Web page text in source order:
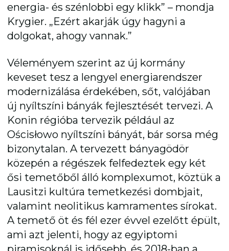
energia- és szénlobbi egy klikk” – mondja
Krygier. „Ezért akarják úgy hagyni a
dolgokat, ahogy vannak.”
Véleményem szerint az új kormány
keveset tesz a lengyel energiarendszer
modernizálása érdekében, sőt, valójában
új nyíltszíni bányák fejlesztését tervezi. A
Konin régióba tervezik például az
Ościsłowo nyíltszíni bányát, bár sorsa még
bizonytalan. A tervezett bányagödör
közepén a régészek felfedeztek egy két
ősi temetőből álló komplexumot, köztük a
Lausitzi kultúra temetkezési dombjait,
valamint neolitikus kamramentes sírokat.
A temető öt és fél ezer évvel ezelőtt épült,
ami azt jelenti, hogy az egyiptomi